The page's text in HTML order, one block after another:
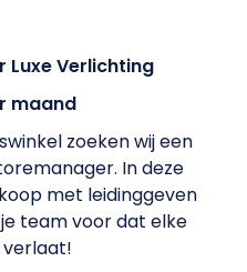
Luxe Verlichting
maand
zoeken wij een
In deze
met leidinggeven
team voor dat elke